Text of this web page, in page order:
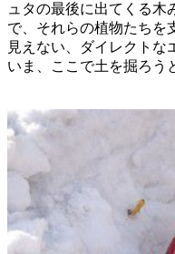
ュタの最後に出てくる
で、それらの植物たちを
見えない、ダイレクトな
いま、ここで土を掘ろう